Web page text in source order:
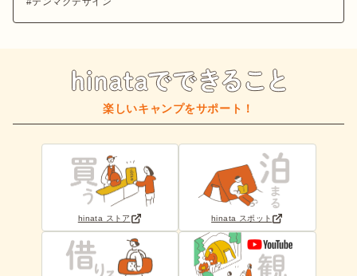
楽しいキャンプをサポート！
hinata ストア hinata スポット